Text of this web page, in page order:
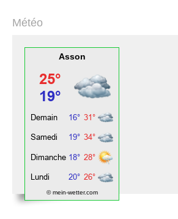
Météo
Asson
© mein-wetter.com